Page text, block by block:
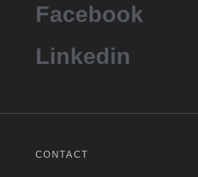
Facebook
Linkedin
CONTACT